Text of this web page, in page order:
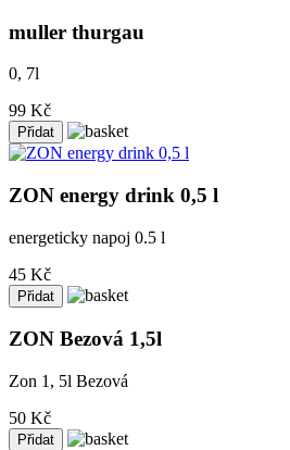
muller thurgau
0, 7l
99 Kč
ZON energy drink 0,5 l
energeticky napoj 0.5 l
45 Kč
ZON Bezová 1,5l
Zon 1, 5l Bezová
50 Kč